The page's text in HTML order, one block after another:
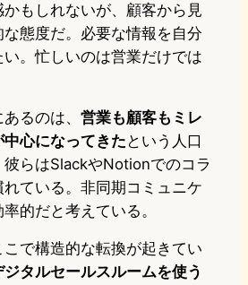
もしれないが、顧客から見
態度だ。必要な情報を自分
。忙しいのは営業だけでは
るのは、 営業も顧客もミレ
心になってきた という人口
らはSlackやNotionでのコラ
ている。非同期コミュニケ
的だと考えている。
で構造的な転換が起きてい
ジタルセールスルームを使う